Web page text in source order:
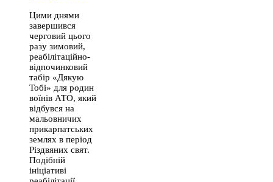
Цими днями
завершився
черговий цього
разу зимовий,
реабілітаційно-
відпочинковий
табір «Дякую
Тобі» для родин
воїнів АТО, який
відбувся на
мальовничих
прикарпатських
землях в період
Різдвяних свят.
Подібній
ініціативі